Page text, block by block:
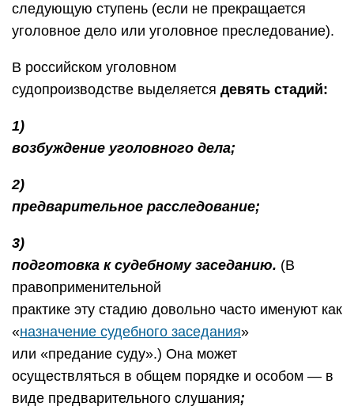
следующую ступень (если не прекращается
уголовное дело или уголовное преследование).
В российском уголовном
судопроизводстве выделяется девять стадий:
1)
возбуждение уголовного дела;
2)
предварительное расследование;
3)
подготовка к судебному заседанию. (В
правоприменительной
практике эту стадию довольно часто именуют как
«назначение судебного заседания»
или «предание суду».) Она может
осуществляться в общем порядке и особом — в
виде предварительного слушания;